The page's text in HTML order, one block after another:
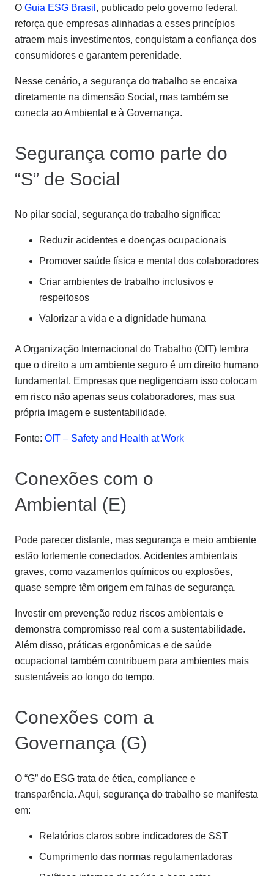
O Guia ESG Brasil , publicado pelo governo federal,
reforça que empresas alinhadas a esses princípios
atraem mais investimentos, conquistam a confiança dos
consumidores e garantem perenidade.
Nesse cenário, a segurança do trabalho se encaixa
diretamente na dimensão Social, mas também se
conecta ao Ambiental e à Governança.
Segurança como parte do
“S” de Social
No pilar social, segurança do trabalho significa:
Reduzir acidentes e doenças ocupacionais
Promover saúde física e mental dos colaboradores
Criar ambientes de trabalho inclusivos e
respeitosos
Valorizar a vida e a dignidade humana
A Organização Internacional do Trabalho (OIT) lembra
que o direito a um ambiente seguro é um direito humano
fundamental. Empresas que negligenciam isso colocam
em risco não apenas seus colaboradores, mas sua
própria imagem e sustentabilidade.
Fonte: OIT – Safety and Health at Work
Conexões com o
Ambiental (E)
Pode parecer distante, mas segurança e meio ambiente
estão fortemente conectados. Acidentes ambientais
graves, como vazamentos químicos ou explosões,
quase sempre têm origem em falhas de segurança.
Investir em prevenção reduz riscos ambientais e
demonstra compromisso real com a sustentabilidade.
Além disso, práticas ergonômicas e de saúde
ocupacional também contribuem para ambientes mais
sustentáveis ao longo do tempo.
Conexões com a
Governança (G)
O “G” do ESG trata de ética, compliance e
transparência. Aqui, segurança do trabalho se manifesta
em:
Relatórios claros sobre indicadores de SST
Cumprimento das normas regulamentadoras